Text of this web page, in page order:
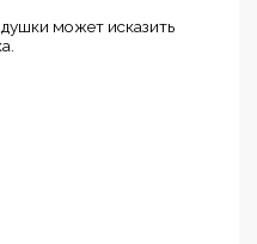
может исказить